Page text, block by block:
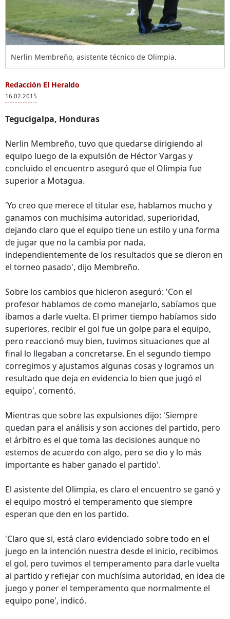
Nerlin Membreño, asistente técnico de Olimpia.
Redacción El Heraldo
16.02.2015
Tegucigalpa, Honduras
Nerlin Membreño, tuvo que quedarse dirigiendo al
equipo luego de la expulsión de Héctor Vargas y
concluido el encuentro aseguró que el Olimpia fue
superior a Motagua.
'Yo creo que merece el titular ese, hablamos mucho y
ganamos con muchísima autoridad, superioridad,
dejando claro que el equipo tiene un estilo y una forma
de jugar que no la cambia por nada,
independientemente de los resultados que se dieron en
el torneo pasado', dijo Membreño.
Sobre los cambios que hicieron aseguró: 'Con el
profesor hablamos de como manejarlo, sabíamos que
íbamos a darle vuelta. El primer tiempo habíamos sido
superiores, recibir el gol fue un golpe para el equipo,
pero reaccionó muy bien, tuvimos situaciones que al
final lo llegaban a concretarse. En el segundo tiempo
corregimos y ajustamos algunas cosas y logramos un
resultado que deja en evidencia lo bien que jugó el
equipo', comentó.
Mientras que sobre las expulsiones dijo: 'Siempre
quedan para el análisis y son acciones del partido, pero
el árbitro es el que toma las decisiones aunque no
estemos de acuerdo con algo, pero se dio y lo más
importante es haber ganado el partido'.
El asistente del Olimpia, es claro el encuentro se ganó y
el equipo mostró el temperamento que siempre
esperan que den en los partido.
'Claro que si, está claro evidenciado sobre todo en el
juego en la intención nuestra desde el inicio, recibimos
el gol, pero tuvimos el temperamento para darle vuelta
al partido y reflejar con muchísima autoridad, en idea de
juego y poner el temperamento que normalmente el
equipo pone', indicó.